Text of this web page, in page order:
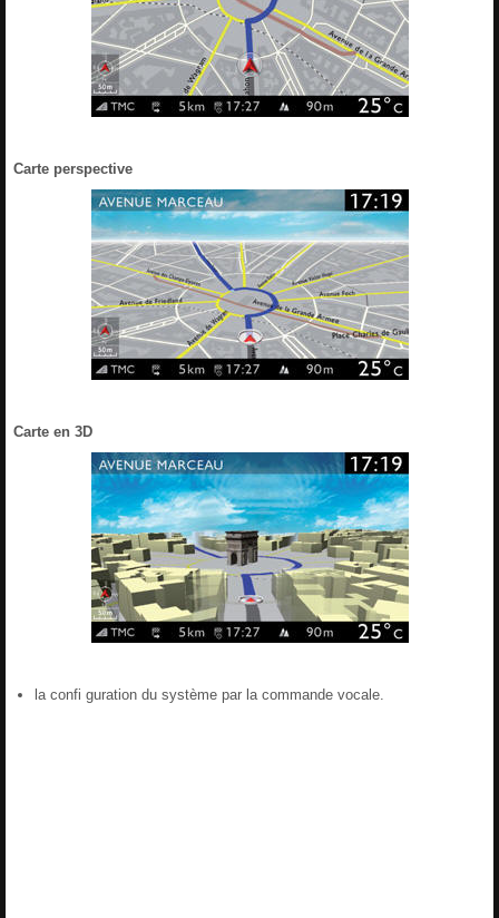
Carte perspective
Carte en 3D
la confi guration du système par la commande vocale.